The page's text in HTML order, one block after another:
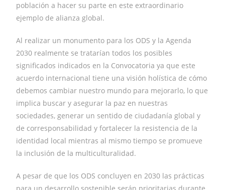
población a hacer su parte en este extraordinario
ejemplo de alianza global.
Al realizar un monumento para los ODS y la Agenda
2030 realmente se tratarían todos los posibles
significados indicados en la Convocatoria ya que este
acuerdo internacional tiene una visión holística de cómo
debemos cambiar nuestro mundo para mejorarlo, lo que
implica buscar y asegurar la paz en nuestras
sociedades, generar un sentido de ciudadanía global y
de corresponsabilidad y fortalecer la resistencia de la
identidad local mientras al mismo tiempo se promueve
la inclusión de la multiculturalidad.
A pesar de que los ODS concluyen en 2030 las prácticas